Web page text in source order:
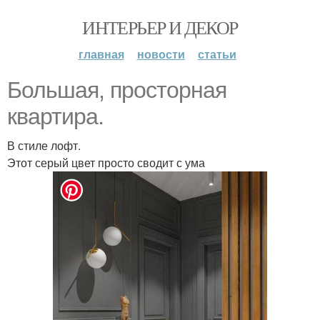
ИНТЕРЬЕР И ДЕКОР
главная новости статьи
Большая, просторная
квартира.
В стиле лофт.
Этот серый цвет просто сводит с ума